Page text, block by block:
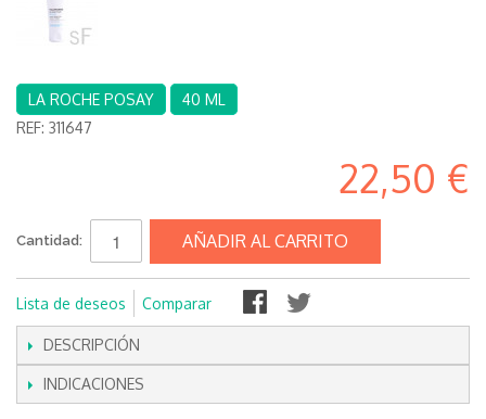
LA ROCHE POSAY
40 ML
REF: 311647
22,50 €
Cantidad: AÑADIR AL CARRITO
Lista de deseos Comparar
DESCRIPCIÓN
INDICACIONES